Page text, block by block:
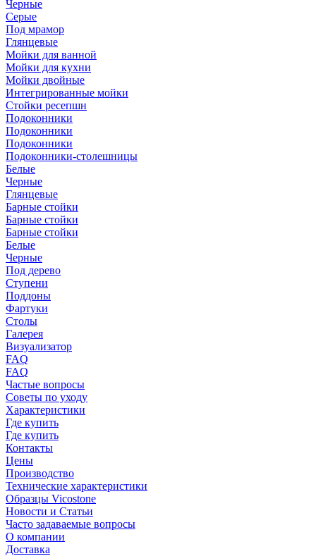
Черные
Серые
Под мрамор
Глянцевые
Мойки для ванной
Мойки для кухни
Мойки двойные
Интегрированные мойки
Стойки ресепшн
Подоконники
Подоконники
Подоконники
Подоконники-столешницы
Белые
Черные
Глянцевые
Барные стойки
Барные стойки
Барные стойки
Белые
Черные
Под дерево
Ступени
Поддоны
Фартуки
Столы
Галерея
Визуализатор
FAQ
FAQ
Частые вопросы
Советы по уходу
Характеристики
Где купить
Где купить
Контакты
Цены
Производство
Технические характеристики
Образцы Vicostone
Новости и Статьи
Часто задаваемые вопросы
О компании
Доставка